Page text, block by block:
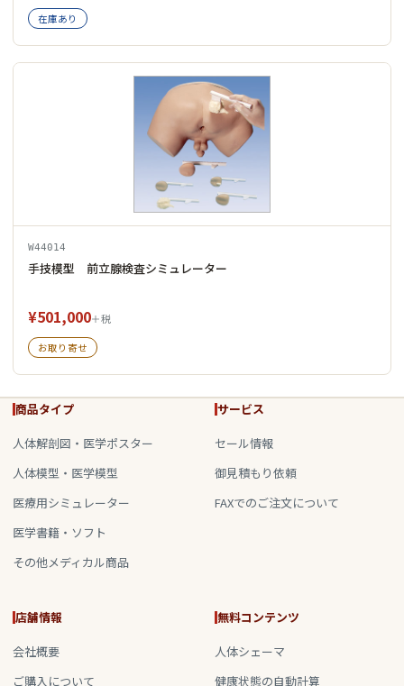
在庫あり
W44014
手技模型 前立腺検査シミュレーター
¥501,000＋税
お取り寄せ
商品タイプ
人体解剖図・医学ポスター
人体模型・医学模型
医療用シミュレーター
医学書籍・ソフト
その他メディカル商品
サービス
セール情報
御見積もり依頼
FAXでのご注文について
店舗情報
会社概要
ご購入について
無料コンテンツ
人体シェーマ
健康状態の自動計算